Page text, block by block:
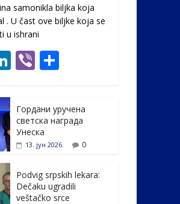
samonikla biljka koja
. U čast ovе biljke koja se
u ishrani
Li
e
dI
n
Vi
e
Гордани уручена
светска награда
Унеска
13. јун 2026. 0
Podvig srpskih lekara:
Dečaku ugradili
veštačko srce